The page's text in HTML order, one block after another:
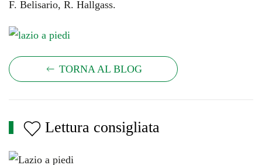
F. Belisario, R. Hallgass.
TORNA AL BLOG
Lettura consigliata